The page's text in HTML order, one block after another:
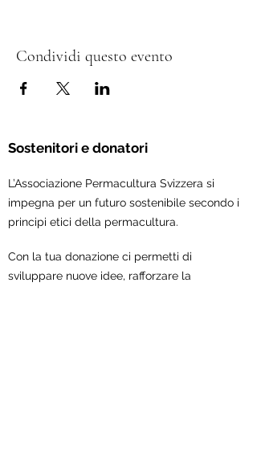
Condividi questo evento
Sostenitori e donatori
L’Associazione Permacultura Svizzera si
impegna per un futuro sostenibile secondo i
principi etici della permacultura.
Con la tua donazione ci permetti di
sviluppare nuove idee, rafforzare la